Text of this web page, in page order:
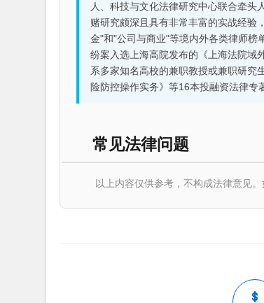
人、科技与文化法律研究中心联合牵头
赌研究颇深且具有非常丰富的实战经验
金"和"公司与商业"等境内外各类律师榜
纷案入选上海高院发布的《上海法院域
系多家知名高校的兼职教授或兼职研究
险防控操作实务》等16本投融资法律专
常见法律问题
以上内容仅供参考，不构成法律意见